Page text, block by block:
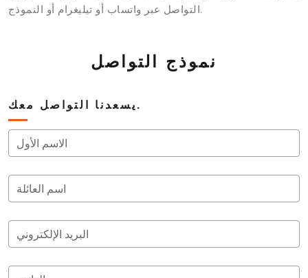
التواصل عبر واتساب أو تيليغرام أو النموذج.
نموذج التواصل
يسعدنا التواصل معك.
الاسم الأول
اسم العائلة
البريد الإلكتروني